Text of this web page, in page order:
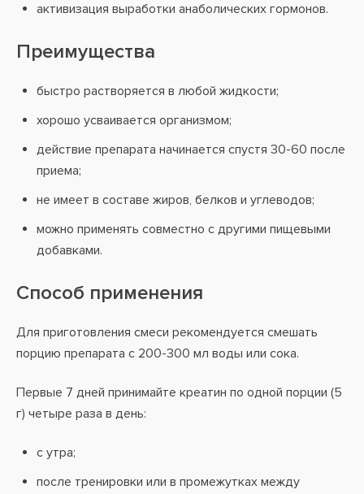
активизация выработки анаболических гормонов.
Преимущества
быстро растворяется в любой жидкости;
хорошо усваивается организмом;
действие препарата начинается спустя 30-60 после
приема;
не имеет в составе жиров, белков и углеводов;
можно применять совместно с другими пищевыми
добавками.
Способ применения
Для приготовления смеси рекомендуется смешать
порцию препарата с 200-300 мл воды или сока.
Первые 7 дней принимайте креатин по одной порции (5
г) четыре раза в день:
с утра;
после тренировки или в промежутках между